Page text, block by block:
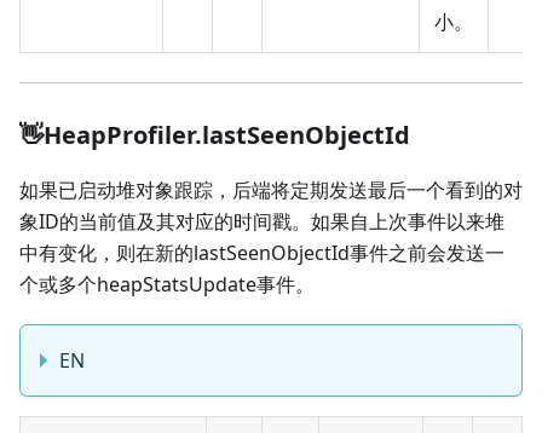
小。
👋HeapProfiler.lastSeenObjectId
如果已启动堆对象跟踪，后端将定期发送最后一个看到的对
象ID的当前值及其对应的时间戳。如果自上次事件以来堆
中有变化，则在新的lastSeenObjectId事件之前会发送一
个或多个heapStatsUpdate事件。
EN